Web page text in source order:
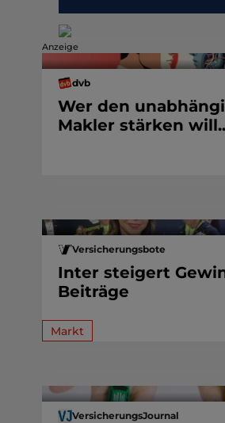
Anzeige
dvb
Wer den
Makler stärken
Versicherungsbote
Inter steigert
Beiträge
Markt
VersicherungsJournal